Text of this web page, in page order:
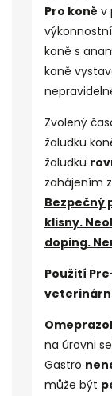
Pro koně v
koně s
koně
Zvolený
žaludku
žaludku
zahájením
Bezpečný
klisny.
doping.
Použití
Omeprazol
na úrovni
Gastro
může být